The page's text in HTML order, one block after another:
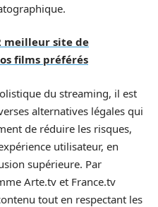
meilleur site de
films préférés
du streaming, il est
alternatives légales qui
de réduire les risques,
utilisateur, en
supérieure. Par
Arte.tv et France.tv
tout en respectant les